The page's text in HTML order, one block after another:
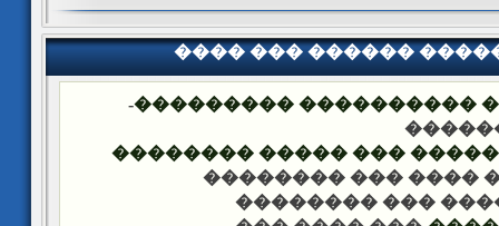
���� ��� ������
�������� �� ���
-
���
���� ����� �������� ���
-��� ���� ���
-��� ���� ���